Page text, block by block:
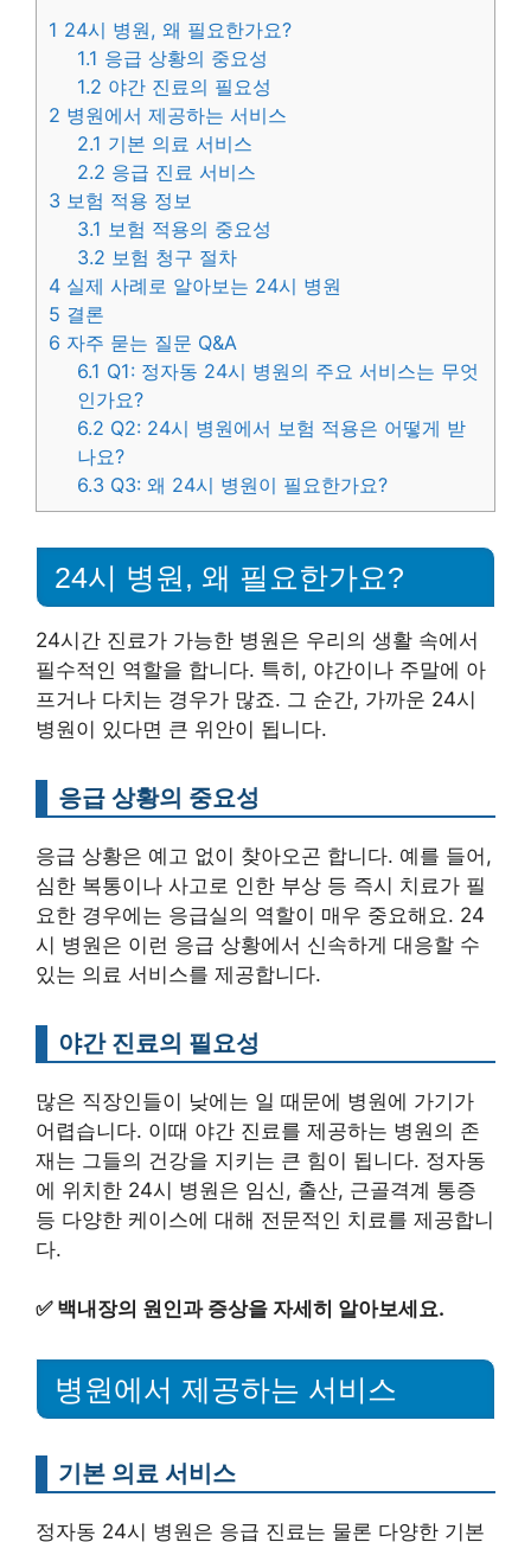
1 24시 병원, 왜 필요한가요?
1.1 응급 상황의 중요성
1.2 야간 진료의 필요성
2 병원에서 제공하는 서비스
2.1 기본 의료 서비스
2.2 응급 진료 서비스
3 보험 적용 정보
3.1 보험 적용의 중요성
3.2 보험 청구 절차
4 실제 사례로 알아보는 24시 병원
5 결론
6 자주 묻는 질문 Q&A
6.1 Q1: 정자동 24시 병원의 주요 서비스는 무엇
인가요?
6.2 Q2: 24시 병원에서 보험 적용은 어떻게 받
나요?
6.3 Q3: 왜 24시 병원이 필요한가요?
24시 병원, 왜 필요한가요?
24시간 진료가 가능한 병원은 우리의 생활 속에서
필수적인 역할을 합니다. 특히, 야간이나 주말에 아
프거나 다치는 경우가 많죠. 그 순간, 가까운 24시
병원이 있다면 큰 위안이 됩니다.
응급 상황의 중요성
응급 상황은 예고 없이 찾아오곤 합니다. 예를 들어,
심한 복통이나 사고로 인한 부상 등 즉시 치료가 필
요한 경우에는 응급실의 역할이 매우 중요해요. 24
시 병원은 이런 응급 상황에서 신속하게 대응할 수
있는 의료 서비스를 제공합니다.
야간 진료의 필요성
많은 직장인들이 낮에는 일 때문에 병원에 가기가
어렵습니다. 이때 야간 진료를 제공하는 병원의 존
재는 그들의 건강을 지키는 큰 힘이 됩니다. 정자동
에 위치한 24시 병원은 임신, 출산, 근골격계 통증
등 다양한 케이스에 대해 전문적인 치료를 제공합니
다.
✅ 백내장의 원인과 증상을 자세히 알아보세요.
병원에서 제공하는 서비스
기본 의료 서비스
정자동 24시 병원은 응급 진료는 물론 다양한 기본